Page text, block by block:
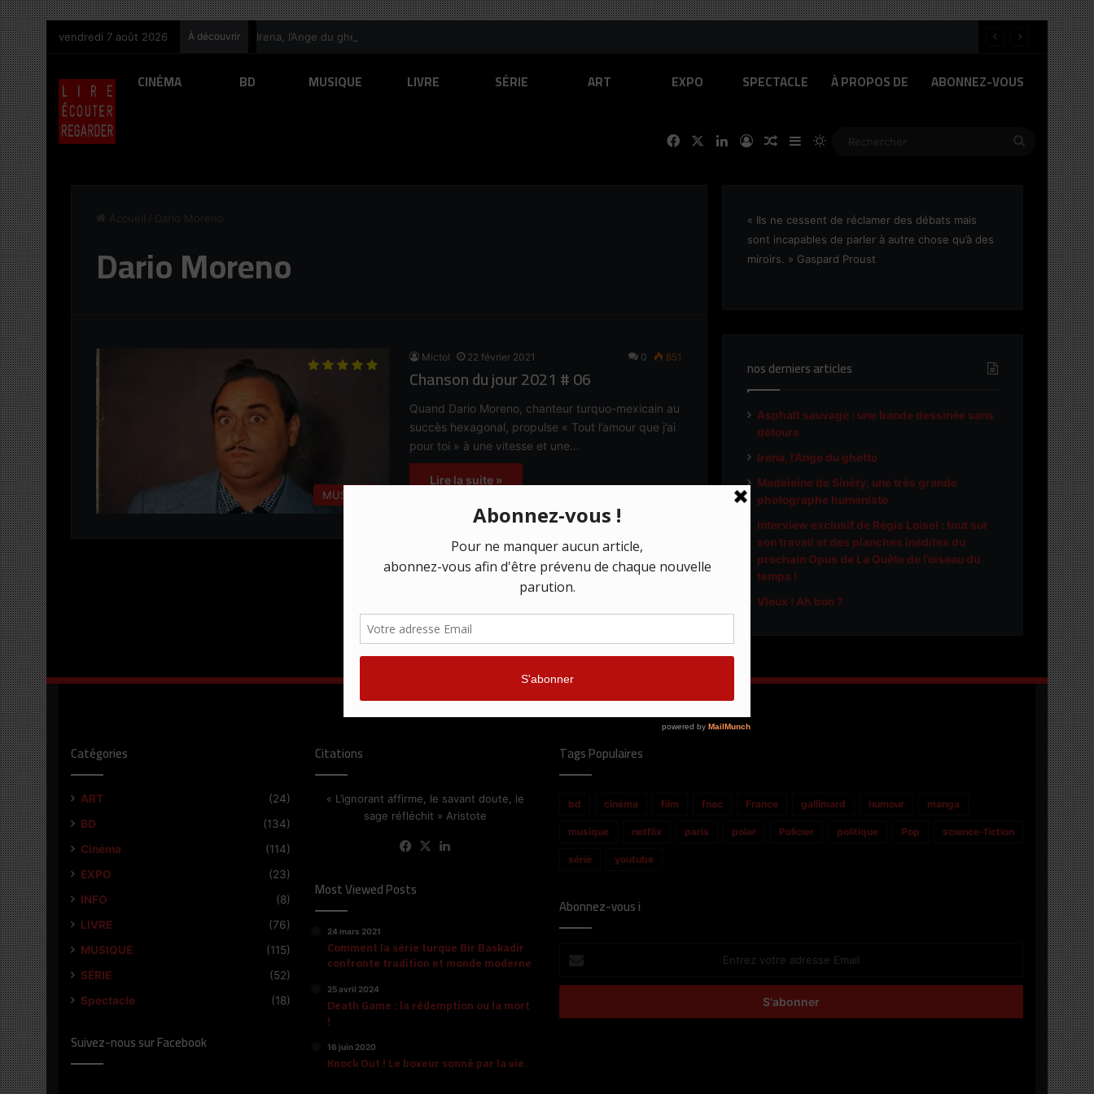
principal
vendredi 7 août 2026
À découvrir Irena, l’Ange du ghetto
CINÉMA BD MUSIQUE LIVRE SÉRIE ART EXPO SPECTACLE À PROPOS DE ABONNEZ-VOUS
FacebookLinkedinConnexion
Article Aléatoire
Sidebar (barre latérale)
Switch skin Rechercher
Dario Moreno
MUSIQUE
Mictol 22 février 2021 0 851
Chanson du jour 2021 # 06
Quand Dario Moreno, chanteur turquo-mexicain au
succès hexagonal, propulse « Tout l’amour que j’ai
pour toi » à une vitesse et une…
Lire la suite »
« Ils ne cessent de réclamer des débats mais
sont incapables de parler à autre chose qu’à des
miroirs. » Gaspard Proust
nos derniers articles
Asphalt sauvage : une bande dessinée sans
détours
Irena, l’Ange du ghetto
Madeleine de Sinéty, une très grande
photographe humaniste
Interview exclusif de Régis Loisel : tout sur
son travail et des planches inédites du
prochain Opus de La Quête de l’oiseau du
temps !
Vieux ! Ah bon ?
Catégories
ART
(24)
BD
(134)
Cinéma
(114)
EXPO
(23)
INFO
(8)
LIVRE
(76)
MUSIQUE
(115)
SÉRIE
(52)
Spectacle
(18)
Suivez-nous sur Facebook
Citations
« L’ignorant affirme, le savant doute, le
sage réfléchit » Aristote
Facebook
X
Most Viewed Posts
24 mars 2021
Comment la série turque Bir Baskadir
confronte tradition et monde moderne
25 avril 2024
Death Game : la rédemption ou la mort
!
16 juin 2020
Knock Out ! Le boxeur sonné par la vie.
Tags Populaires
bd cinéma film fnac France gallimard humour manga
musique netflix paris polar Policier politique Pop science-fiction
série youtube
Abonnez-vous i
adresse